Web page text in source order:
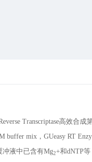
Transcriptase高效合
buffer mix，GUeasy RT
冲液中已含有Mg2+和dNTP